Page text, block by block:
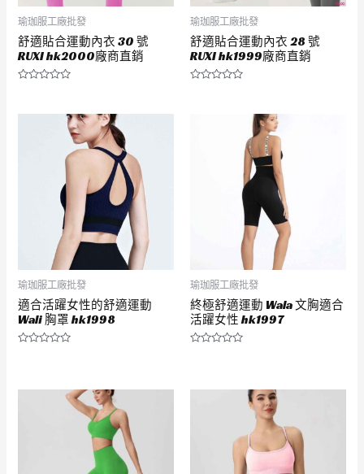
瑜珈服工廠批發
舒適貼合運動內衣 30 號
RUXI hk2000廠商直銷
瑜珈服工廠批發
舒適貼合運動內衣 28 號
RUXI hk1999廠商直銷
瑜珈服工廠批發
適合活躍女性的舒適運動
Wali 胸罩 hk1998
分
瑜珈服工廠批發
終極舒適運動 Wala 文胸適合
活躍女性 hk1997
分